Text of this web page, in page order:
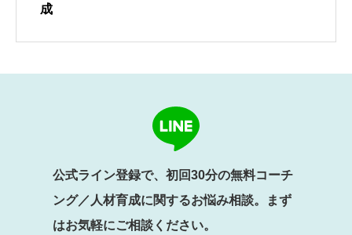
成
公式ライン登録で、初回30分の無料コーチ
ング／人材育成に関するお悩み相談。まず
はお気軽にご相談ください。